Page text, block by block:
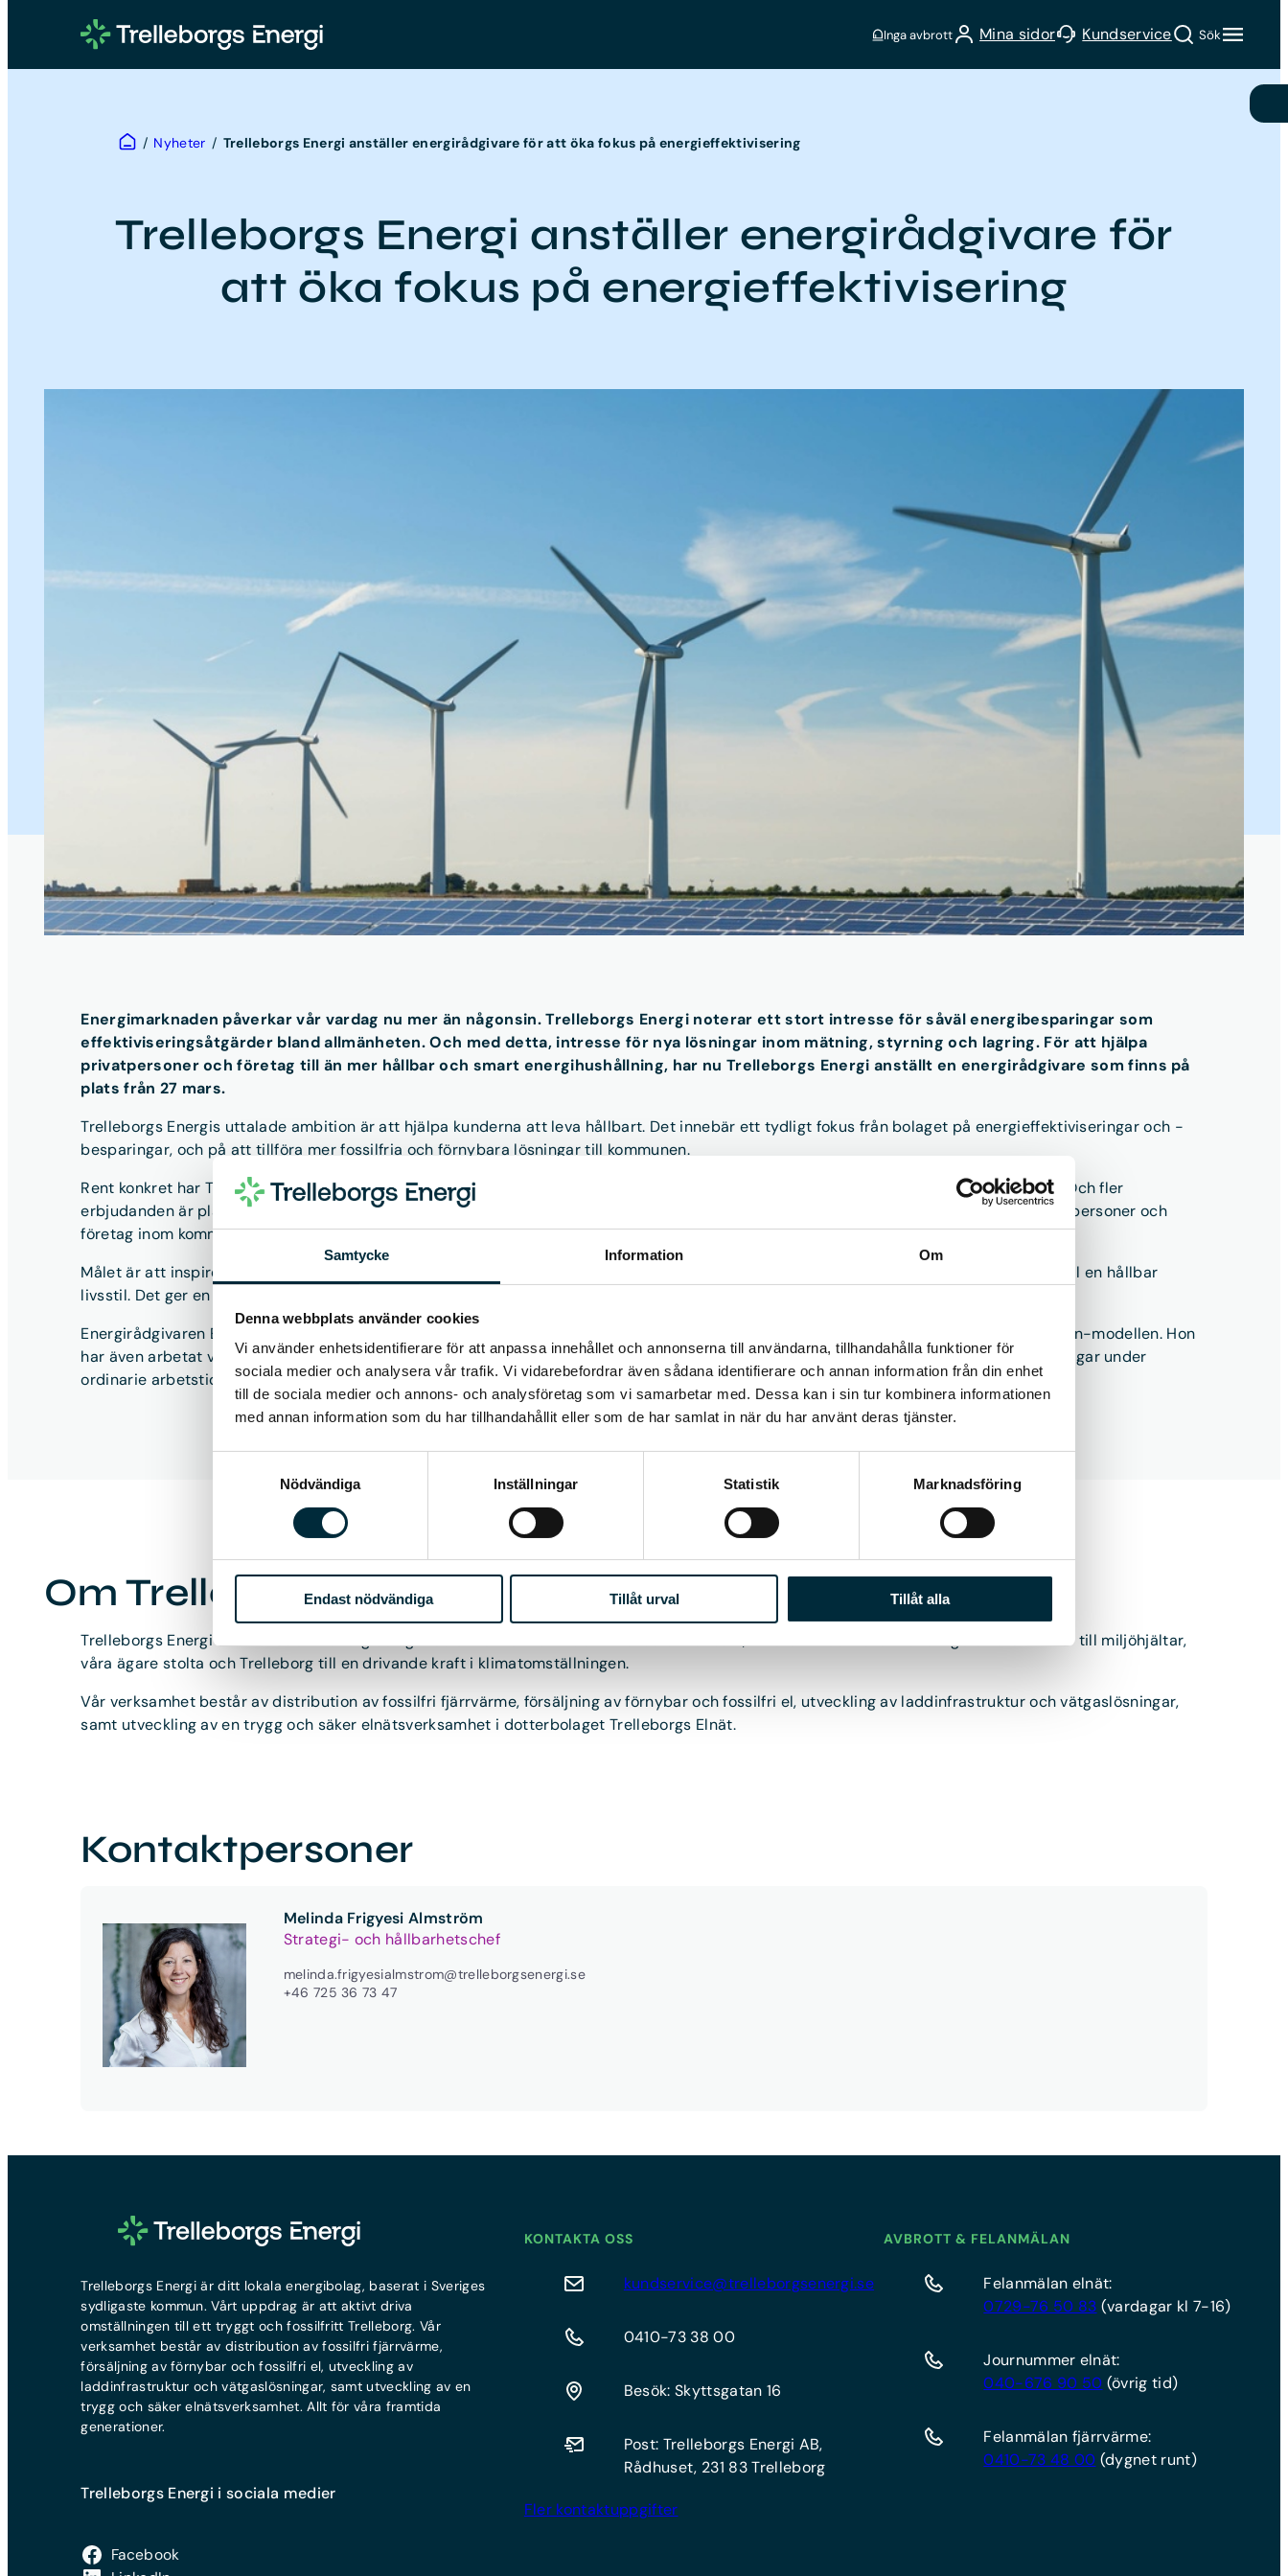
Samtycke Information Om
Denna webbplats använder cookies
Vi använder enhetsidentifierare för att anpassa innehållet och annonserna till användarna, tillhandahålla funktioner för
sociala medier och analysera vår trafik. Vi vidarebefordrar även sådana identifierare och annan information från din enhet
till de sociala medier och annons- och analysföretag som vi samarbetar med. Dessa kan i sin tur kombinera informationen
med annan information som du har tillhandahållit eller som de har samlat in när du har använt deras tjänster.
Nödvändiga
Inställningar Statistik Marknadsföring
Endast nödvändiga Tillåt urval Tillåt alla
Inga avbrott Mina sidor Kundservice
Sök
Sök
Hem/ Nyheter / Trelleborgs Energi anställer energirådgivare för att öka fokus på energieffektivisering
Trelleborgs Energi anställer energirådgivare för
att öka fokus på energieffektivisering
Energimarknaden påverkar vår vardag nu mer än någonsin. Trelleborgs Energi noterar ett stort intresse för såväl energibesparingar som
effektiviseringsåtgärder bland allmänheten. Och med detta, intresse för nya lösningar inom mätning, styrning och lagring. För att hjälpa
privatpersoner och företag till än mer hållbar och smart energihushållning, har nu Trelleborgs Energi anställt en energirådgivare som finns på
plats från 27 mars.
Trelleborgs Energis uttalade ambition är att hjälpa kunderna att leva hållbart. Det innebär ett tydligt fokus från bolaget på energieffektiviseringar och -
besparingar, och på att tillföra mer fossilfria och förnybara lösningar till kommunen.
Rent konkret har Trelleborgs Energi under det gångna året infört timprisavtal, och startat ett pilotprojekt för styrning av värmepumpar. Och fler
erbjudanden är planerade till andra halvan av 2023. Nu anställer bolaget en energirådgivare, med fokus på att upplysa och guida privatpersoner och
företag inom kommunen till bättre energilösningar.
Målet är att inspirera till energieffektiviseringsåtgärder på fastigheter och hus, inom industri och företag, samt sporra de intresserade till en hållbar
livsstil. Det ger en positiv effekt såväl för ekonomin som för klimatet.
Energirådgivaren Emelie Karlsson kommer senast från Jordbruksverket och en roll som rådgivare inom klimat, energi och coach inom lean-modellen. Hon
har även arbetat vid Energikontoret och på LKAB tidigare. Emelie Karlsson börjar den 27 mars, och kommer då att finnas tillgänglig vardagar under
ordinarie arbetstider.
Om Trelleborgs Energi
Trelleborgs Energi är ett modernt energibolag med sikte mot framtiden. Vi arbetar hållbart, innovativt och lokalt för att göra våra kunder till miljöhjältar,
våra ägare stolta och Trelleborg till en drivande kraft i klimatomställningen.
Vår verksamhet består av distribution av fossilfri fjärrvärme, försäljning av förnybar och fossilfri el, utveckling av laddinfrastruktur och vätgaslösningar,
samt utveckling av en trygg och säker elnätsverksamhet i dotterbolaget Trelleborgs Elnät.
Kontaktpersoner
Melinda Frigyesi Almström
Strategi- och hållbarhetschef
melinda.frigyesialmstrom@trelleborgsenergi.se
+46 725 36 73 47
Trelleborgs Energi är ditt lokala energibolag, baserat i Sveriges
sydligaste kommun. Vårt uppdrag är att aktivt driva
omställningen till ett tryggt och fossilfritt Trelleborg. Vår
verksamhet består av distribution av fossilfri fjärrvärme,
försäljning av förnybar och fossilfri el, utveckling av
laddinfrastruktur och vätgaslösningar, samt utveckling av en
trygg och säker elnätsverksamhet. Allt för våra framtida
generationer.
Trelleborgs Energi i sociala medier
Facebook
KONTAKTA OSS
kundservice@trelleborgsenergi.se
0410-73 38 00
Besök: Skyttsgatan 16
Post: Trelleborgs Energi AB,
Rådhuset, 231 83 Trelleborg
Fler kontaktuppgifter
AVBROTT & FELANMÄLAN
Felanmälan elnät:
0729-76 50 83 (vardagar kl 7-16)
Journummer elnät:
040-676 90 50 (övrig tid)
Felanmälan fjärrvärme:
0410-73 48 00 (dygnet runt)